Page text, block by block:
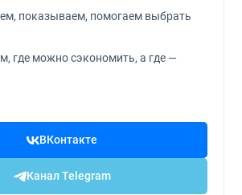
показываем, помогаем выбрать
где можно сэкономить, а где —
ВКонтакте
Канал Telegram